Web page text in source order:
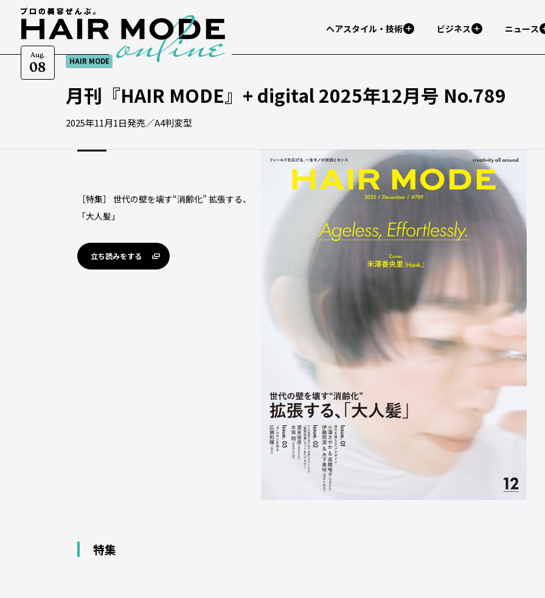
Aug.
08
ヘアスタイル・技術 ビジネス ニュース
HAIR MODE
月刊『HAIR MODE』+ digital 2025年12月号 No.789
2025年11月1日発売／A4判変型
［特集］ 世代の壁を壊す“消齢化” 拡張する、
「大人髪」
立ち読みをする
特集